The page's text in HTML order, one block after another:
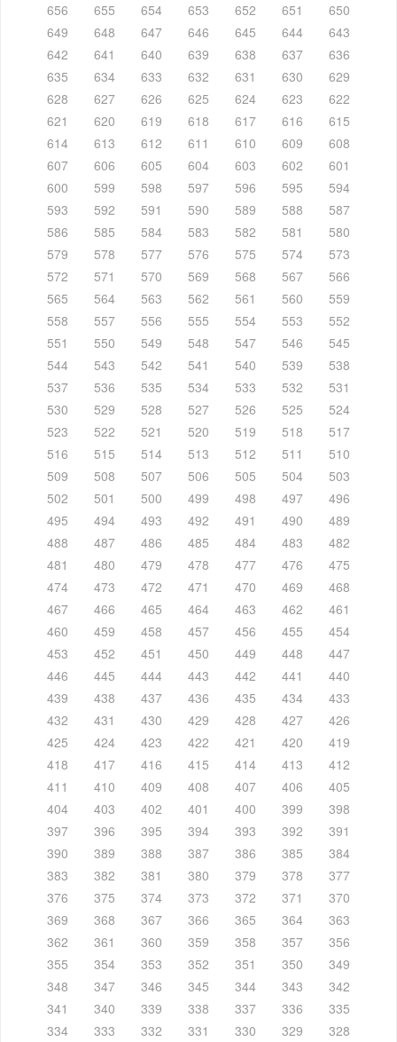
656
655 654 653 652 651
650
649
648 647 646 645 644
643
642
641 640 639 638 637
636
635
634 633 632 631 630
629
628
627 626 625 624 623
622
621
620 619 618 617 616
615
614
613 612 611 610 609
608
607
606 605 604 603 602
601
600
599 598 597 596 595
594
593
592 591 590 589 588
587
586
585 584 583 582 581
580
579
578 577 576 575 574
573
572
571 570 569 568 567
566
565
564 563 562 561 560
559
558
557 556 555 554 553
552
551
550 549 548 547 546
545
544
543 542 541 540 539
538
537
536 535 534 533 532
531
530
529 528 527 526 525
524
523
522 521 520 519 518
517
516
515 514 513 512 511
510
509
508 507 506 505 504
503
502
501 500 499 498 497
496
495
494 493 492 491 490
489
488
487 486 485 484 483
482
481
480 479 478 477 476
475
474
473 472 471 470 469
468
467
466 465 464 463 462
461
460
459 458 457 456 455
454
453
452 451 450 449 448
447
446
445 444 443 442 441
440
439
438 437 436 435 434
433
432
431 430 429 428 427
426
425
424 423 422 421 420
419
418
417 416 415 414 413
412
411
410 409 408 407 406
405
404
403 402 401 400 399
398
397
396 395 394 393 392
391
390
389 388 387 386 385
384
383
382 381 380 379 378
377
376
375 374 373 372 371
370
369
368 367 366 365 364
363
362
361 360 359 358 357
356
355
354 353 352 351 350
349
348
347 346 345 344 343
342
341
340 339 338 337 336
335
334
333 332 331 330 329
328